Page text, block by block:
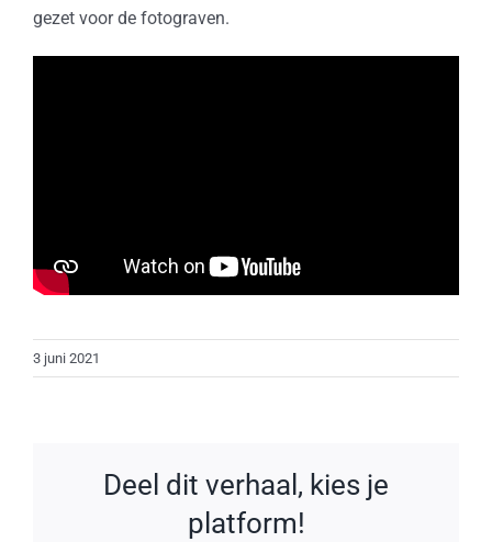
gezet voor de fotograven.
3 juni 2021
Deel dit verhaal, kies je
platform!